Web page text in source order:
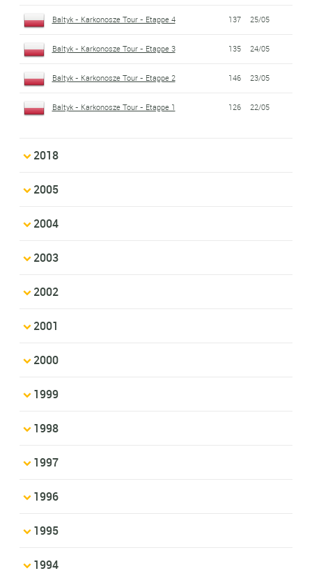
Baltyk - Karkonosze Tour - Etappe 4 137 25/05
Baltyk - Karkonosze Tour - Etappe 3 135 24/05
Baltyk - Karkonosze Tour - Etappe 2 146 23/05
Baltyk - Karkonosze Tour - Etappe 1 126 22/05
2018
2005
2004
2003
2002
2001
2000
1999
1998
1997
1996
1995
1994